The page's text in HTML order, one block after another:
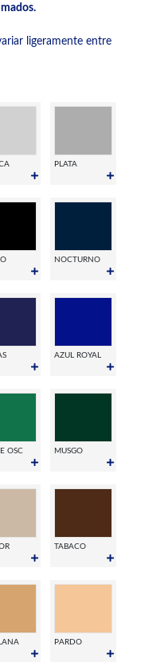
ligeramente entre
PLATA
NOCTURNO
AZUL ROYAL
OSC MUSGO
TABACO
PARDO